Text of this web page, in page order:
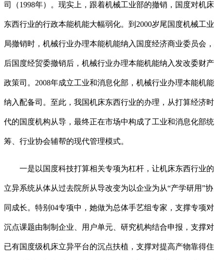
司（1998年）。现实上，跟着机械工业部的撤销，国度对机床
东西行业的行政本能机能大幅弱化。到2000岁尾国度机械工业
局撤销时，机械行业办理本能机能纳入国度经济商业委员会，
后国度经贸委撤销后，机械行业办理本能机能纳入发改委财产
政策司。2008年成立工业和消息化部，机械行业办理本能机能
纳入配备司。至此，我国机床东西行业的办理，从打算经济时
代的国度机构从导，最终正在市场中构成了工业和消息化部统
筹、行业协会辅帮的现代管理模式。
一是以国度科技打算相关专项为杠杆，让机床东西行业的
立异系统从体从过去院所从导改变为以企业为从“产学研用”协
同成长。特别04专项中，她做为总体手艺组专家，支撑专项对
沉点课题由制制企业、用户单元、研究机构结合申报，支撑对
已有国度级机床立异平台的沉点扶植，支撑对提高产物靠得住